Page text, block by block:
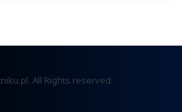
All Rights reserved.